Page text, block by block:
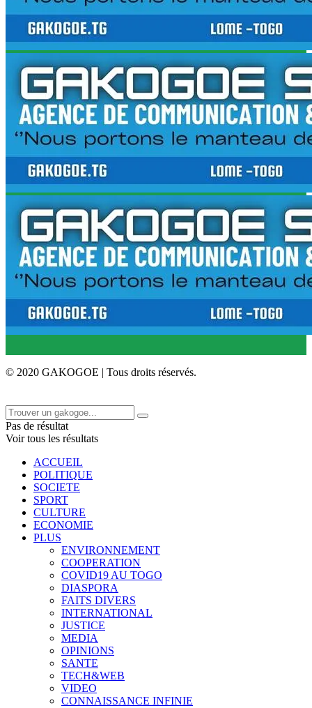
© 2020 GAKOGOE | Tous droits réservés.
Pas de résultat
Voir tous les résultats
ACCUEIL
POLITIQUE
SOCIETE
SPORT
CULTURE
ECONOMIE
PLUS
ENVIRONNEMENT
COOPERATION
COVID19 AU TOGO
DIASPORA
FAITS DIVERS
INTERNATIONAL
JUSTICE
MEDIA
OPINIONS
SANTE
TECH&WEB
VIDEO
CONNAISSANCE INFINIE